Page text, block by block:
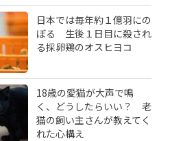
日本では毎年約１億羽にの
ぼる 生後１日目に殺され
る採卵鶏のオスヒヨコ
18歳の愛猫が大声で鳴
く、どうしたらいい？ 老
猫の飼い主さんが教えてく
れた心構え